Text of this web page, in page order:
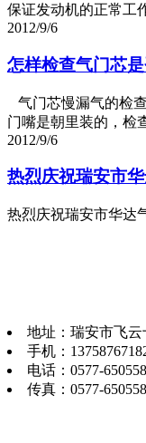
保证发动机的正常
2012/9/6
怎样检查气门芯
气门芯慢漏气的检
门嘴是朝里装的，检
2012/9/6
热烈庆祝瑞安市
热烈庆祝瑞安市华达
地址：瑞安市飞
手机：
电话：0577-
传真：0577-